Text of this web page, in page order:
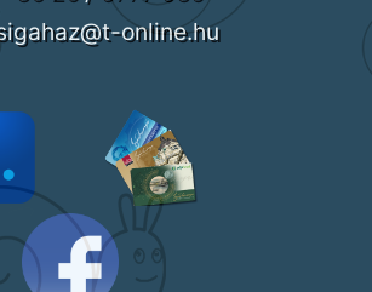
online.hu